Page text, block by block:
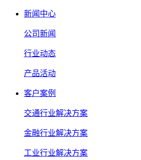
新闻中心
公司新闻
行业动态
产品活动
客户案例
交通行业解决方案
金融行业解决方案
工业行业解决方案